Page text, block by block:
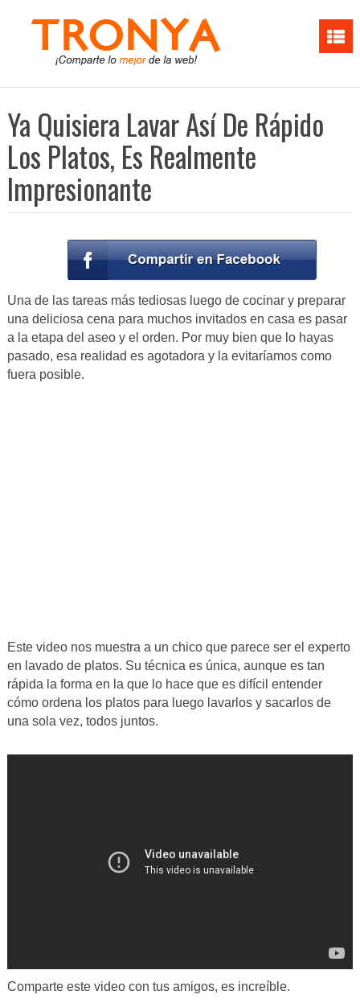
Ya Quisiera Lavar Así De Rápido
Los Platos, Es Realmente
Impresionante
Una de las tareas más tediosas luego de cocinar y preparar
una deliciosa cena para muchos invitados en casa es pasar
a la etapa del aseo y el orden. Por muy bien que lo hayas
pasado, esa realidad es agotadora y la evitaríamos como
fuera posible.
Este video nos muestra a un chico que parece ser el experto
en lavado de platos. Su técnica es única, aunque es tan
rápida la forma en la que lo hace que es difícil entender
cómo ordena los platos para luego lavarlos y sacarlos de
una sola vez, todos juntos.
Comparte este video con tus amigos, es increíble.